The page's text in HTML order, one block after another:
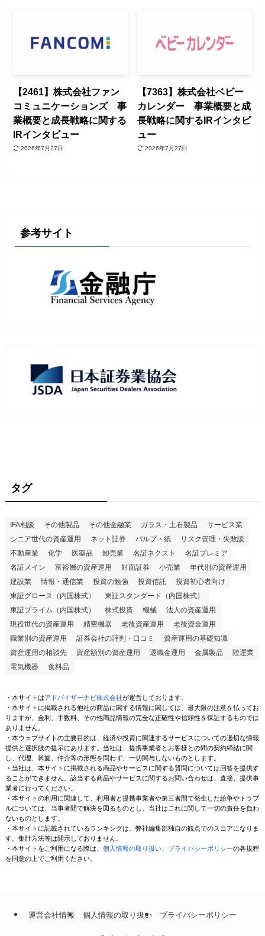
【2461】株式会社ファン
コミュニケーションズ 事
業概要と成長戦略に関する
IRインタビュー
2026年7月27日
【7363】株式会社ベビー
カレンダー 事業概要と成
長戦略に関するIRインタビ
ュー
2026年7月27日
参考サイト
タグ
IFA相談 その他製品 その他金融業 ガラス・土石製品
サービス業
シニア世代の資産運用
ネット証券 パルプ・紙
リスク管理・失敗談
不動産業
化学 医薬品 卸売業 名証ネクスト
名証プレミア
名証メイン
富裕層の資産運用 対面証券 小売業
年代別の資産運用
建設業
情報・通信業 投資の勉強 投資信託
投資初心者向け
東証グロース（内国株式）
東証スタンダード（内国株式）
東証プライム（内国株式）
株式投資 機械
法人の資産運用
現役世代の資産運用
精密機器 老後資産運用
老後資金運用
職業別の資産運用
証券会社の評判・口コミ
資産運用の基礎知識
資産運用の相談先
資産額別の資産運用 退職金運用 金属製品
陸運業
電気機器
食料品
・本サイトはアドバイザーナビ株式会社が運営しております。
・本サイトに掲載される他社の商品に関する情報に関しては、最大限の注意を払ってお
りますが、金利、手数料、その他商品情報の完全な正確性や信頼性を保証するものでは
ありません。
・本ウェブサイトの主要目的は、経済や投資に関連するサービスについての適切な情報
提供と選択肢の提示にあります。当社は、提携事業者とお客様との間の契約締結に関
し、代理、斡旋、仲介等の形態を問わず、一切関与しないものとします。
・当社は、本サイトに掲載される商品やサービスに関する質問については回答を提供す
ることができません。該当する商品やサービスに関するお問い合わせは、直接、提供事
業者に行ってください。
・本サイトの利用に関連して、利用者と提携事業者や第三者間で発生した紛争やトラブ
ルについては、当事者間で解決を図るものとし、当社はこれに関して一切の責任を負わ
ないものとします。
・本サイトに記載されているランキングは、弊社編集部独自の観点でのスコアになりま
す。集計方法等は開示しておりません。
・本サイトをご利用になる際は、 個人情報の取り扱い、 プライバシーポリシーの各規程
を同意の上でご利用ください。
運営会社情報 個人情報の取り扱い プライバシーポリシー